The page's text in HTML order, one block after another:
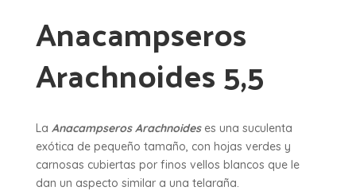
Anacampseros
Arachnoides 5,5
La Anacampseros Arachnoideses una suculenta
exótica de pequeño tamaño, con hojas verdes y
carnosas cubiertas por finos vellos blancos que le
dan un aspecto similar a una telaraña.